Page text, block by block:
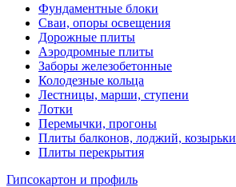
Фундаментные блоки
Сваи, опоры освещения
Дорожные плиты
Аэродромные плиты
Заборы железобетонные
Колодезные кольца
Лестницы, марши, ступени
Лотки
Перемычки, прогоны
Плиты балконов, лоджий, козырьки
Плиты перекрытия
Гипсокартон и профиль